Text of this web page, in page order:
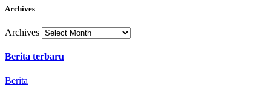
Archives
Archives
Berita terbaru
Berita